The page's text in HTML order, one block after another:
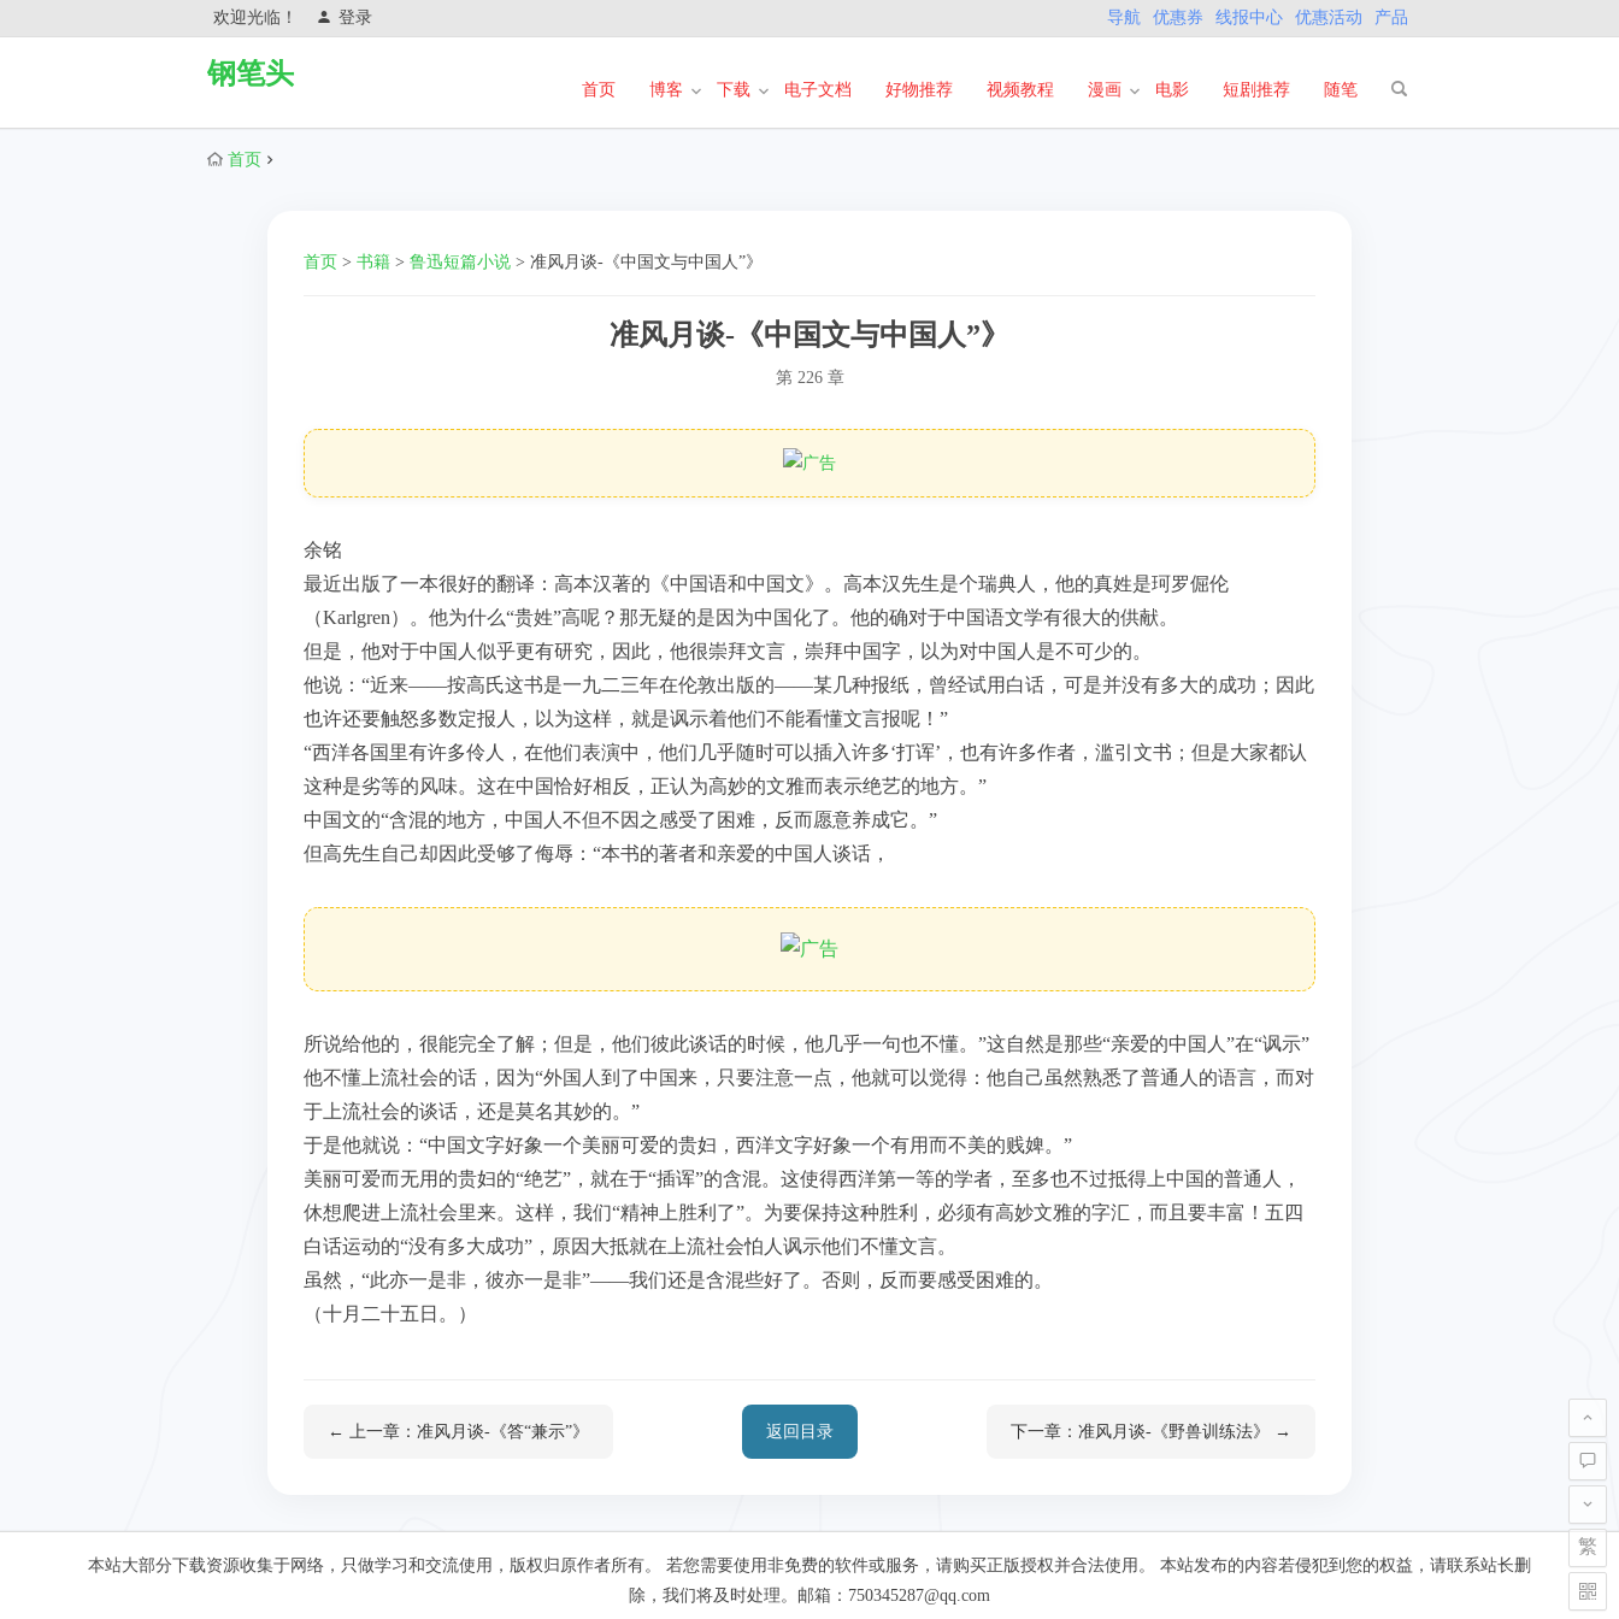
欢迎光临！ 登录 导航 优惠券 线报中心 优惠活动 产品
钢笔头
首页 博客 下载 电子文档 好物推荐 视频教程 漫画 电影 短剧推荐 随笔
首页
首页 > 书籍 > 鲁迅短篇小说 > 准风月谈-《中国文与中国人”》
准风月谈-《中国文与中国人”》
第 226 章
余铭
最近出版了一本很好的翻译：高本汉著的《中国语和中国文》。高本汉先生是个瑞典人，他的真姓是珂罗倔伦
（Karlgren）。他为什么“贵姓”高呢？那无疑的是因为中国化了。他的确对于中国语文学有很大的供献。
但是，他对于中国人似乎更有研究，因此，他很崇拜文言，崇拜中国字，以为对中国人是不可少的。
他说：“近来——按高氏这书是一九二三年在伦敦出版的——某几种报纸，曾经试用白话，可是并没有多大的成功；因此
也许还要触怒多数定报人，以为这样，就是讽示着他们不能看懂文言报呢！”
“西洋各国里有许多伶人，在他们表演中，他们几乎随时可以插入许多‘打诨’，也有许多作者，滥引文书；但是大家都认
这种是劣等的风味。这在中国恰好相反，正认为高妙的文雅而表示绝艺的地方。”
中国文的“含混的地方，中国人不但不因之感受了困难，反而愿意养成它。”
但高先生自己却因此受够了侮辱：“本书的著者和亲爱的中国人谈话，
所说给他的，很能完全了解；但是，他们彼此谈话的时候，他几乎一句也不懂。”这自然是那些“亲爱的中国人”在“讽示”
他不懂上流社会的话，因为“外国人到了中国来，只要注意一点，他就可以觉得：他自己虽然熟悉了普通人的语言，而对
于上流社会的谈话，还是莫名其妙的。”
于是他就说：“中国文字好象一个美丽可爱的贵妇，西洋文字好象一个有用而不美的贱婢。”
美丽可爱而无用的贵妇的“绝艺”，就在于“插诨”的含混。这使得西洋第一等的学者，至多也不过抵得上中国的普通人，
休想爬进上流社会里来。这样，我们“精神上胜利了”。为要保持这种胜利，必须有高妙文雅的字汇，而且要丰富！五四
白话运动的“没有多大成功”，原因大抵就在上流社会怕人讽示他们不懂文言。
虽然，“此亦一是非，彼亦一是非”——我们还是含混些好了。否则，反而要感受困难的。
（十月二十五日。）
← 上一章：准风月谈-《答“兼示”》 返回目录 下一章：准风月谈-《野兽训练法》 →
本站大部分下载资源收集于网络，只做学习和交流使用，版权归原作者所有。 若您需要使用非免费的软件或服务，请购买正版授权并合法使用。 本站发布的内容若侵犯到您的权益，请联系站长删
除，我们将及时处理。邮箱：750345287@qq.com
繁